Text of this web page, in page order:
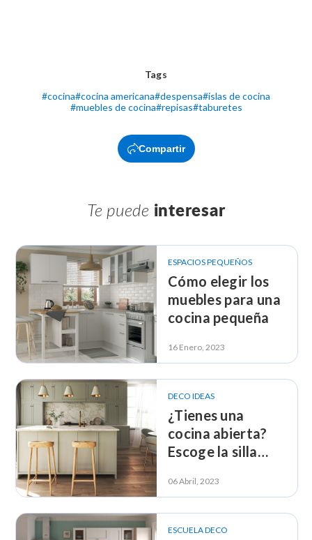
Tags
#cocina#cocina americana#despensa#islas de cocina
#muebles de cocina#repisas#taburetes
Compartir
Te puede interesar
ESPACIOS PEQUEÑOS
Cómo elegir los
muebles para una
cocina pequeña
16 Enero, 2023
DECO IDEAS
¿Tienes una
cocina abierta?
Escoge la silla
06 Abril, 2023
ESCUELA DECO